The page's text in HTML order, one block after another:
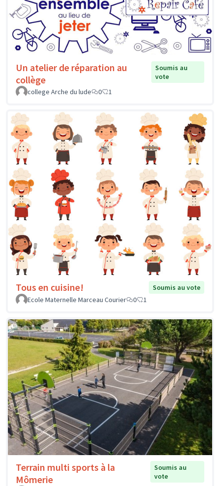
Un atelier de réparation au
collège
Soumis au
vote
college Arche du lude
0 1
Tous en cuisine!
Soumis au vote
Ecole Maternelle Marceau Courier
0 1
Terrain multi sports à la
Mômerie
Soumis au
vote